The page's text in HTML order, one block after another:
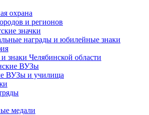
охрана
и регионов
значки
награды и юбилейные знаки
знаки Челябинской области
ВУЗы
ВУЗы и училища
медали